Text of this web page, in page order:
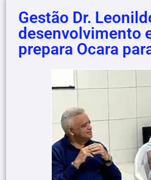
Gestão Dr.
desenvolvimento
prepara Ocara